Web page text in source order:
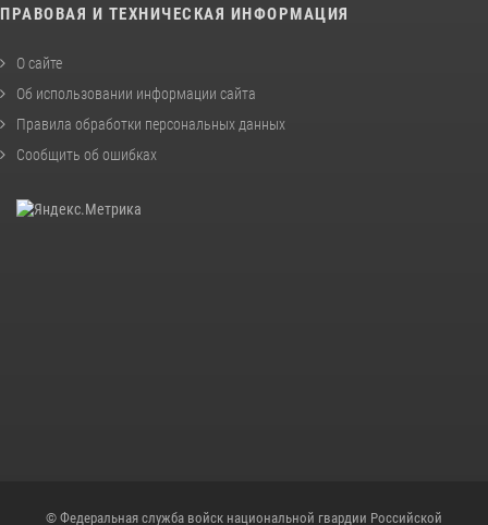
ПРАВОВАЯ И ТЕХНИЧЕСКАЯ ИНФОРМАЦИЯ
О сайте
Об использовании информации сайта
Правила обработки персональных данных
Сообщить об ошибках
© Федеральная служба войск национальной гвардии Российской